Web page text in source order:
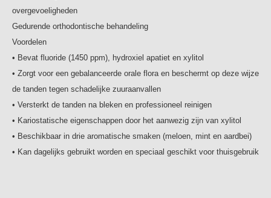
overgevoeligheden
Gedurende orthodontische behandeling
Voordelen
• Bevat fluoride (1450 ppm), hydroxiel apatiet en xylitol
• Zorgt voor een gebalanceerde orale flora en beschermt op deze wijze
de tanden tegen schadelijke zuuraanvallen
• Versterkt de tanden na bleken en professioneel reinigen
• Kariostatische eigenschappen door het aanwezig zijn van xylitol
• Beschikbaar in drie aromatische smaken (meloen, mint en aardbei)
• Kan dagelijks gebruikt worden en speciaal geschikt voor thuisgebruik